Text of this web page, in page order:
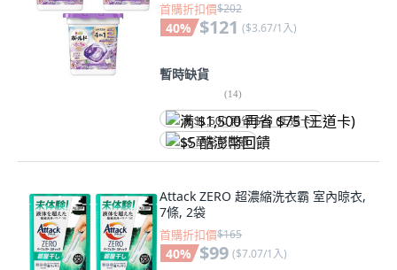
首購折扣價$202
40% $121 ($3.67/1入)
暫時缺貨
(14)
满 $1,500 再省 $75 (王道卡)
$5 酷澎幣回饋
Attack ZERO 超濃縮洗衣霸 室內晾衣,
7條, 2袋
首購折扣價$165
40% $99 ($7.07/1入)